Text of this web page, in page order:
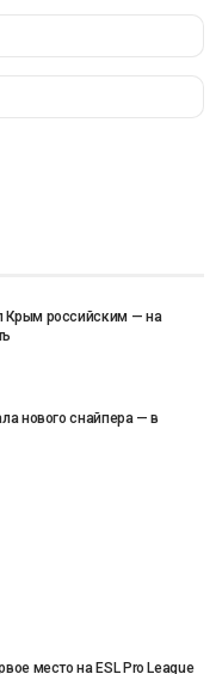
Крым российским — на
нового снайпера — в
место на ESL Pro League